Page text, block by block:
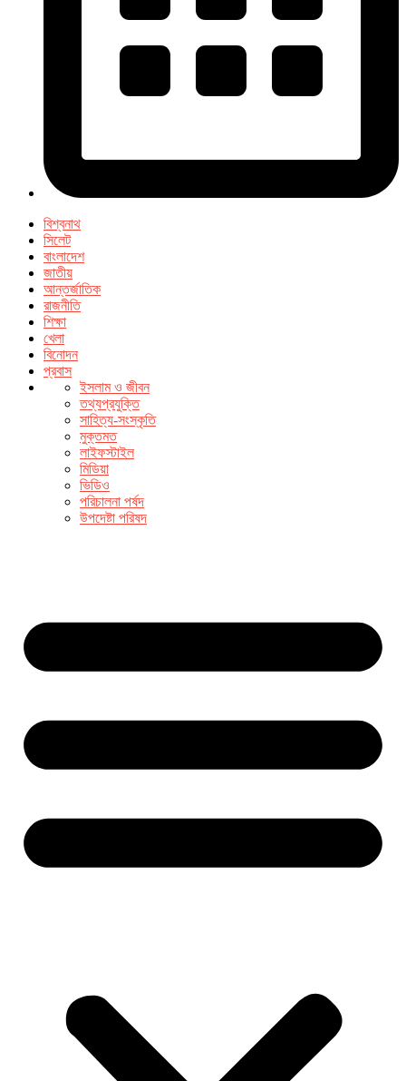
বিশ্বনাথ
সিলেট
বাংলাদেশ
জাতীয়
আন্তর্জাতিক
রাজনীতি
শিক্ষা
খেলা
বিনোদন
প্রবাস
ইসলাম ও জীবন
তথ্যপ্রযুক্তি
সাহিত্য-সংস্কৃতি
মুক্তমত
লাইফস্টাইল
মিডিয়া
ভিডিও
পরিচালনা পর্ষদ
উপদেষ্টা পরিষদ